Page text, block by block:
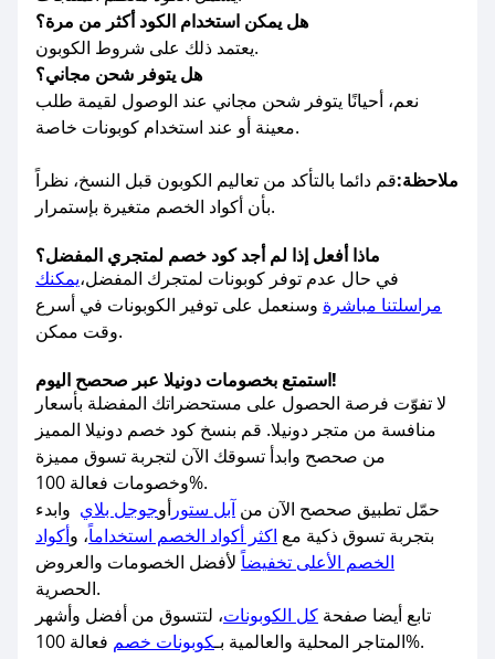
هل يمكن استخدام الكود أكثر من مرة؟
يعتمد ذلك على شروط الكوبون.
هل يتوفر شحن مجاني؟
نعم، أحيانًا يتوفر شحن مجاني عند الوصول لقيمة طلب
معينة أو عند استخدام كوبونات خاصة.
ملاحظة:قم دائما بالتأكد من تعاليم الكوبون قبل النسخ، نظراً
بأن أكواد الخصم متغيرة بإستمرار.
ماذا أفعل إذا لم أجد كود خصم لمتجري المفضل؟
في حال عدم توفر كوبونات لمتجرك المفضل،يمكنك
مراسلتنا مباشرة وسنعمل على توفير الكوبونات في أسرع
وقت ممكن.
استمتع بخصومات دونيلا عبر صحصح اليوم!
لا تفوّت فرصة الحصول على مستحضراتك المفضلة بأسعار
منافسة من متجر دونيلا. قم بنسخ كود خصم دونيلا المميز
من صحصح وابدأ تسوقك الآن لتجربة تسوق مميزة
وخصومات فعالة 100%.
حمّل تطبيق صحصح الآن من آبل ستور أوجوجل بلاي وابدء
بتجربة تسوق ذكية مع اكثر أكواد الخصم استخداماً، وأكواد
الخصم الأعلى تخفيضاًلأفضل الخصومات والعروض
الحصرية.
تابع أيضا صفحة كل الكوبونات، لتتسوق من أفضل وأشهر
المتاجر المحلية والعالمية بـكوبونات خصم فعالة 100%.